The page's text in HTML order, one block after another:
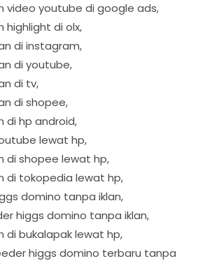
video youtube di google ads,
highlight di olx,
di instagram,
di youtube,
di tv,
di shopee,
di hp android,
lewat hp,
di shopee lewat hp,
di tokopedia lewat hp,
domino tanpa iklan,
higgs domino tanpa iklan,
di bukalapak lewat hp,
higgs domino terbaru tanpa